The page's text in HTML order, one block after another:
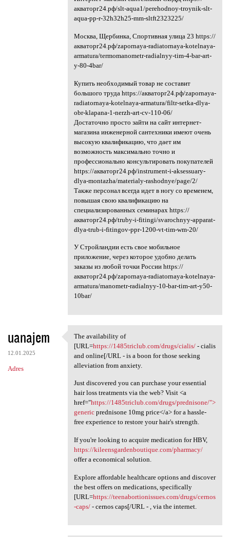
акваторг24.рф/slt-aqua1/perehodnoy-troynik-slt-
aqua-pp-r-32h32h25-mm-sltft2323225/
Москва, Щербинка, Спортивная улица 23 https://
акваторг24.рф/zapornaya-radiatornaya-kotelnaya-
armatura/termomanometr-radialnyy-tim-4-bar-art-
y-80-4bar/
Купить необходимый товар не составит
большого труда https://акваторг24.рф/zapornaya-
radiatornaya-kotelnaya-armatura/filtr-setka-dlya-
obr-klapana-1-nerzh-art-cv-110-06/
Достаточно просто зайти на сайт интернет-
магазина инженерной сантехники имеют очень
высокую квалификацию, что дает им
возможность максимально точно и
профессионально консультировать покупателей
https://акваторг24.рф/instrument-i-aksessuary-
dlya-montazha/materialy-rashodnye/page/2/
Также персонал всегда идет в ногу со временем,
повышая свою квалификацию на
специализированных семинарах https://
акваторг24.рф/truby-i-fitingi/svarochnyy-apparat-
dlya-trub-i-fitingov-ppr-1200-vt-tim-wm-20/
У Стройландии есть свое мобильное
приложение, через которое удобно делать
заказы из любой точки России https://
акваторг24.рф/zapornaya-radiatornaya-kotelnaya-
armatura/manometr-radialnyy-10-bar-tim-art-y50-
10bar/
uanajem
12.01.2025
Adres
The availability of [URL
The availability of
[URL=https://1485triclub.com/drugs/cialis/- cialis
and online[/URL - is a boon for those seeking
alleviation from anxiety.
Just discovered you can purchase your essential
hair loss treatments via the web? Visit <a
href="https://1485triclub.com/drugs/prednisone/">
genericprednisone 10mg price</a> for a hassle-
free experience to restore your hair's strength.
If you're looking to acquire medication for HBV,
https://kileensgardenboutique.com/pharmacy/
offer a economical solution.
Explore affordable healthcare options and discover
the best offers on medications, specifically
[URL=https://teenabortionissues.com/drugs/cernos
-caps/- cernos caps[/URL - , via the internet.